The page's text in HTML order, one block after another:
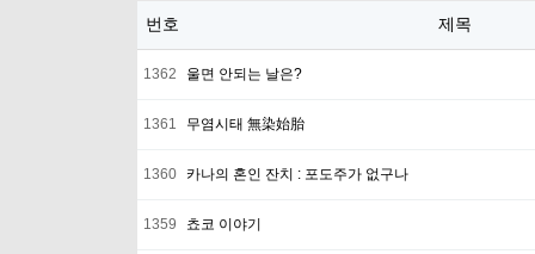
번호 제목
1362 울면 안되는 날은?
1361 무염시태 無染始胎
1360 카나의 혼인 잔치 : 포도주가 없구나
1359 쵸코 이야기